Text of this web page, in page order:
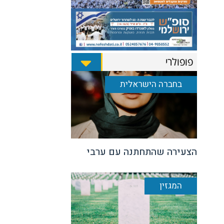
פופולרי
בחברה הישראלית
הצעירה שהתחתנה עם ערבי
המגזין